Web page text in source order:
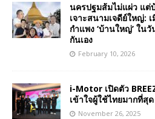
นครปฐมส้มไม่แผ่ว แต่
เจาะสนามเจดีย์ใหญ่:
กำแพง ‘บ้านใหญ่’ ใน
กันเอง
February 10, 2026
i-Motor เปิดตัว
เข้าใจผู้ใช้ไทยมากที่สุด
November 26, 2025